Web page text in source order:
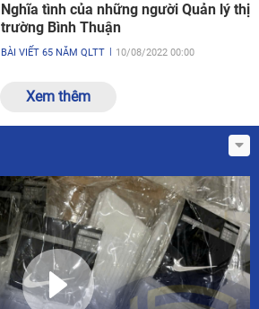
Nghĩa tình của những người Quản lý thị
trường Bình Thuận
BÀI VIẾT 65 NĂM QLTT 10/08/2022 00:00
Xem thêm